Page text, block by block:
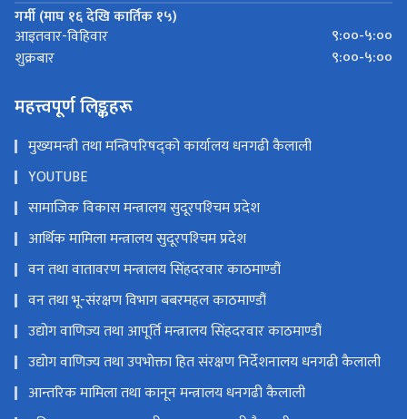
गर्मी (माघ १६ देखि कार्तिक १५)
आइतवार-विहिवार
९:००-५:००
शुक्रबार
९:००-५:००
महत्त्वपूर्ण लिङ्कहरू
मुख्यमन्त्री तथा मन्त्रिपरिषद्को कार्यालय धनगढी कैलाली
YOUTUBE
सामाजिक विकास मन्त्रालय सुदूरपश्‍चिम प्रदेश
आर्थिक मामिला मन्त्रालय सुदूरपश्‍चिम प्रदेश
वन तथा वातावरण मन्त्रालय सिंहदरवार काठमाण्डौं
वन तथा भू-संरक्षण विभाग बबरमहल काठमाण्डौं
उद्योग वाणिज्य तथा आपूर्ति मन्त्रालय सिंहदरवार काठमाण्डौं
उद्योग वाणिज्य तथा उपभोक्ता हित संरक्षण निर्देशनालय धनगढी कैलाली
आन्तरिक मामिला तथा कानून मन्त्रालय धनगढी कैलाली